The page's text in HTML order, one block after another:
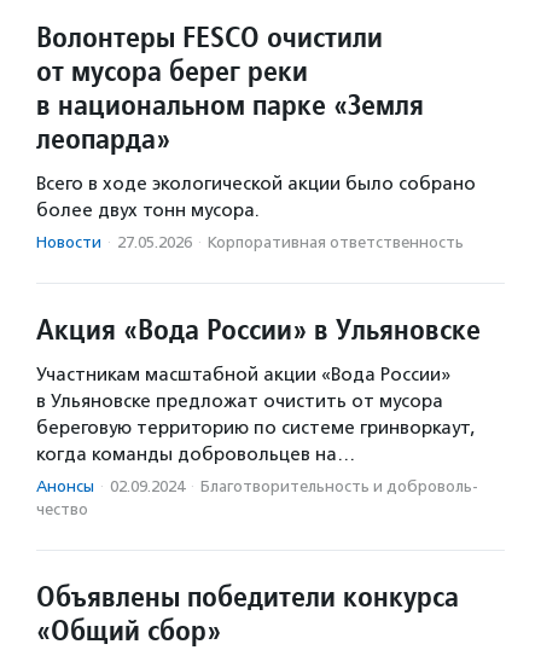
Волонтеры FESCO очистили
от мусора берег реки
в национальном парке «Земля
леопарда»
Всего в ходе экологической акции было собрано
более двух тонн мусора.
Новости · 27.05.2026 · Корпоративная ответственность
Акция «Вода России» в Ульяновске
Участникам масштабной акции «Вода России»
в Ульяновске предложат очистить от мусора
береговую территорию по системе гринворкаут,
когда команды добровольцев на…
Анонсы · 02.09.2024 · Благотвори­тель­ность и доброволь­
чест­во
Объявлены победители конкурса
«Общий сбор»